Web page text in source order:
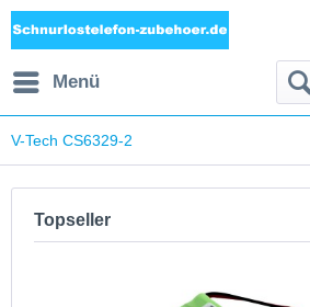
Menü
V-Tech CS6329-2
Topseller